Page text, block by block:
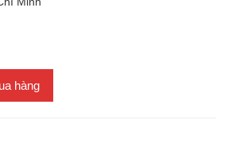
hàng